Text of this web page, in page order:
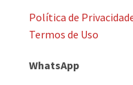
Política de
Termos de Uso
WhatsApp